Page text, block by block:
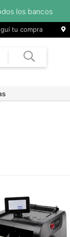
los bancos
tu compra